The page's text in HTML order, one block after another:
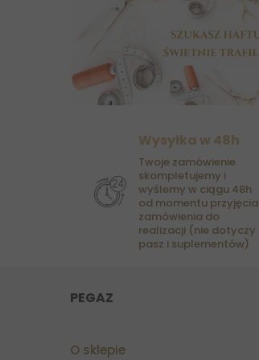
Wysyłka w 48h
Twoje zamówienie
skompletujemy i
wyślemy w ciągu 48h
od momentu przyjęcia
zamówienia do
realizacji (nie dotyczy
pasz i suplementów)
PEGAZ
O sklepie